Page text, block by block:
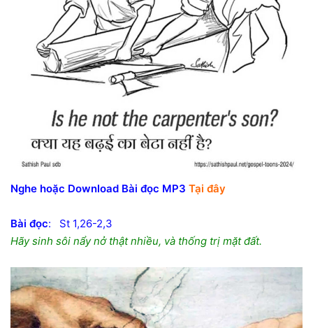
Nghe hoặc Download Bài đọc MP3 Tại đây
Bài đọc: St 1,26-2,3
Hãy sinh sôi nẩy nở thật nhiều, và thống trị mặt đất.